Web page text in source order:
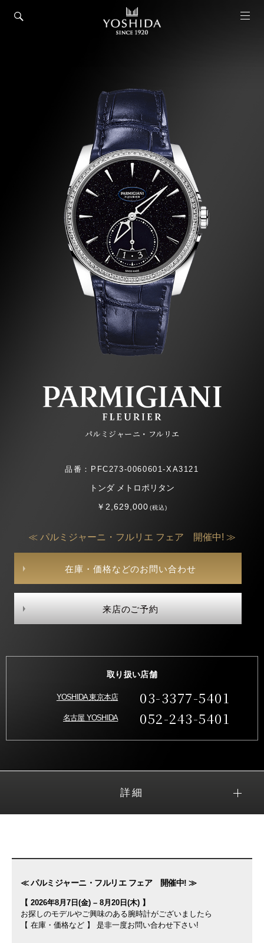
パルミジャーニ・フルリエ
品番：PFC273-0060601-XA3121
トンダ メトロポリタン
￥2,629,000(税込)
≪ パルミジャーニ・フルリエ フェア 開催中! ≫
在庫・価格などのお問い合わせ
来店のご予約
取り扱い店舗
YOSHIDA 東京本店 03-3377-5401
名古屋 YOSHIDA 052-243-5401
詳細
≪ パルミジャーニ・フルリエ フェア 開催中! ≫
【 2026年8月7日(金) – 8月20日(木) 】
お探しのモデルやご興味のある腕時計がございましたら
【 在庫・価格など 】 是非一度お問い合わせ下さい!